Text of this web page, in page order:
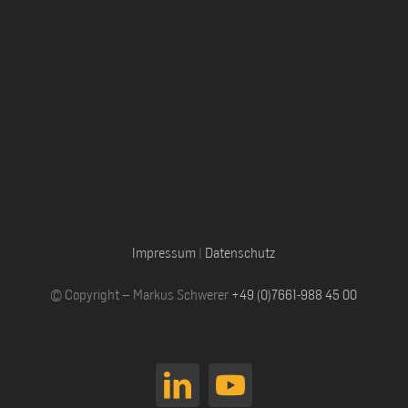
Impressum | Datenschutz
© Copyright – Markus Schwerer +49 (0)7661-988 45 00
LinkedInYouTube